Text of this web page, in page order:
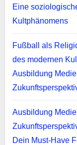
Eine
Kultphänomens
Fußball als
des modernen
Ausbildung
Ausbildung
Dein Must-Have